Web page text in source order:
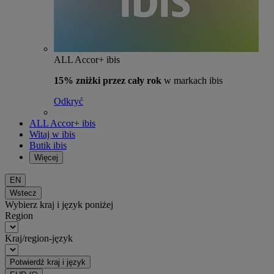
ALL Accor+ ibis
15% zniżki przez cały rok w markach ibis
Odkryć
ALL Accor+ ibis
Witaj w ibis
Butik ibis
Więcej
EN
Wstecz
Wybierz kraj i język poniżej
Region
Kraj/region-język
Potwierdź kraj i język